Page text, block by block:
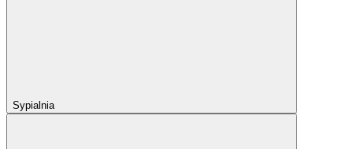
Sypialnia